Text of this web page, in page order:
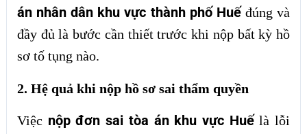
án nhân dân khu vực thành phố Huếđúng và
đầy đủ là bước cần thiết trước khi nộp bất kỳ hồ
sơ tố tụng nào.
2. Hệ quả khi nộp hồ sơ sai thẩm quyền
Việc nộp đơn sai tòa án khu vực Huếlà lỗi